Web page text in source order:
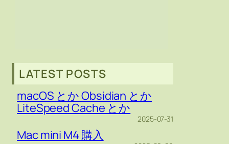
LATEST POSTS
macOS とか Obsidian とか
LiteSpeed Cache とか
2025-07-31
Mac mini M4 購入